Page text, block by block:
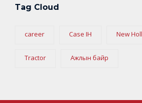
Tag Cloud
career Case IH New
Tractor Ажлын байр